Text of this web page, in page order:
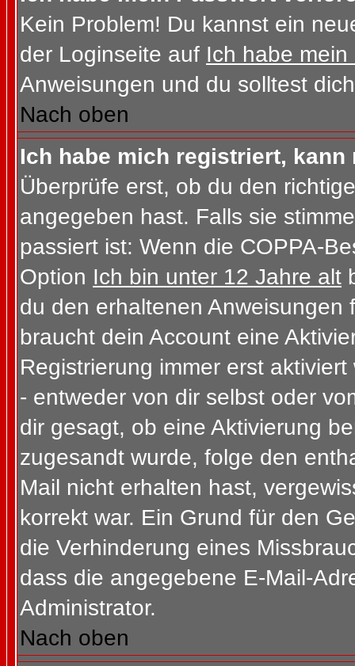
Kein Problem! Du kannst ein
der Loginseite auf Ich habe
Anweisungen und du solltest
Nach oben
Ich habe mich registriert,
Überprüfe erst, ob du den
angegeben hast. Falls sie
passiert ist: Wenn die COPPA-
Option Ich bin unter 12 Jahre alt
du den erhaltenen
braucht dein Account eine
Registrierung immer erst
- entweder von dir selbst oder
dir gesagt, ob eine Aktivierung
zugesandt wurde, folge den
Mail nicht erhalten hast,
korrekt war. Ein Grund für den
die Verhinderung eines
dass die angegebene E-Mail-
Administrator.
Nach oben